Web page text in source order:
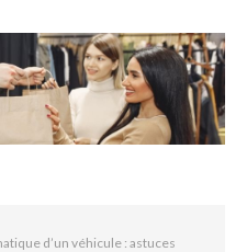
d’un véhicule : astuces